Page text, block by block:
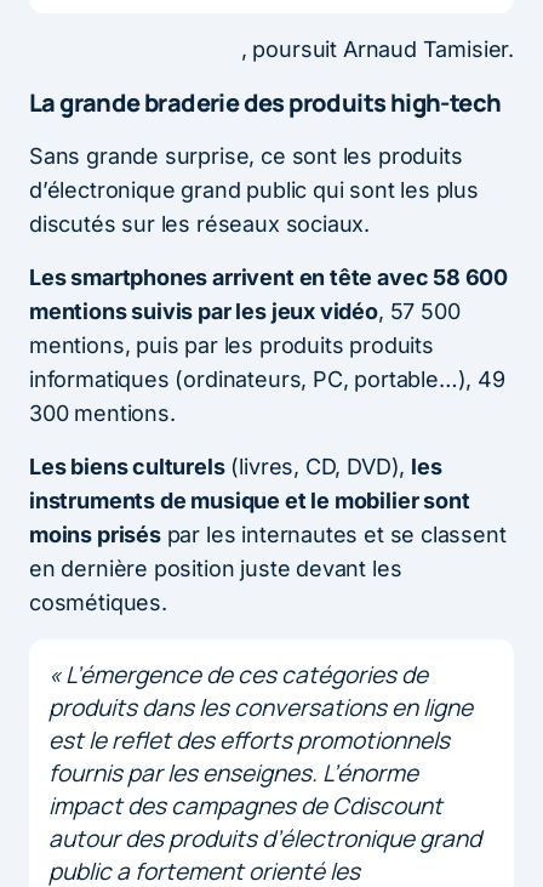
, poursuit Arnaud Tamisier.
La grande braderie des produits high-tech
Sans grande surprise, ce sont les produits
d’électronique grand public qui sont les plus
discutés sur les réseaux sociaux.
Les smartphones arrivent en tête avec 58 600
mentions suivis par les jeux vidéo, 57 500
mentions, puis par les produits produits
informatiques (ordinateurs, PC, portable…), 49
300 mentions.
Les biens culturels(livres, CD, DVD), les
instruments de musique et le mobilier sont
moins priséspar les internautes et se classent
en dernière position juste devant les
cosmétiques.
« L’émergence de ces catégories de
produits dans les conversations en ligne
est le reflet des efforts promotionnels
fournis par les enseignes. L’énorme
impact des campagnes de Cdiscount
autour des produits d’électronique grand
public a fortement orienté les